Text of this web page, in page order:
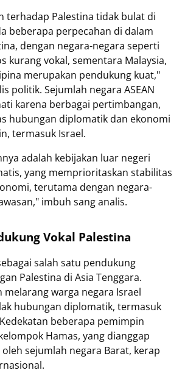
terhadap Palestina tidak bulat di
beberapa perpecahan di dalam
dengan negara-negara seperti
kurang vokal, sementara Malaysia,
merupakan pendukung kuat,"
politik. Sejumlah negara ASEAN
karena berbagai pertimbangan,
hubungan diplomatik dan ekonomi
termasuk Israel.
adalah kebijakan luar negeri
yang memprioritaskan stabilitas
terutama dengan negara-
imbuh sang analis.
Vokal Palestina
salah satu pendukung
Palestina di Asia Tenggara.
melarang warga negara Israel
hubungan diplomatik, termasuk
beberapa pemimpin
Hamas, yang dianggap
sejumlah negara Barat, kerap